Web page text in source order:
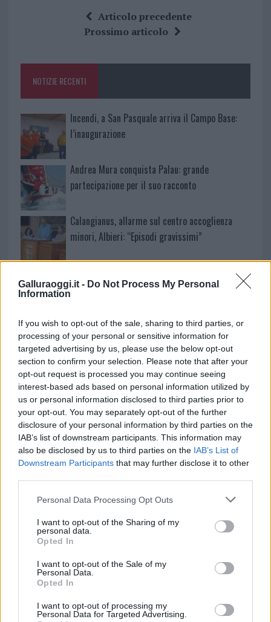
Galluraoggi.it - Do Not Process My Personal
Information
If you wish to opt-out of the sale, sharing to third parties, or
processing of your personal or sensitive information for
targeted advertising by us, please use the below opt-out
section to confirm your selection. Please note that after your
opt-out request is processed you may continue seeing
interest-based ads based on personal information utilized by
us or personal information disclosed to third parties prior to
your opt-out. You may separately opt-out of the further
disclosure of your personal information by third parties on the
IAB’s list of downstream participants. This information may
also be disclosed by us to third parties on the IAB’s List of
Downstream Participants that may further disclose it to other
Please note that this website/app uses one or more Google
not limited to your visit or usage behaviour. You may click to
grant or deny consent to Google and its third-party tags to
use your data for below specified purposes in below Google
consent section.
Personal Data Processing Opt Outs
I want to opt-out of the Sharing of my
personal data.
Opted In
I want to opt-out of the Sale of my
Personal Data.
Opted In
I want to opt-out of processing my
Personal Data for Targeted Advertising.
o
k
te
re
at
s
p
a
re
Articolo precedente
Prossimo articolo
NOTIZIE RECENTI
Incendi, a San Pasquale arriva il Campo Base:
l’inaugurazione
Andrea Mura conquista Palau: grande
partecipazione per il suo racconto
Calangianus, allarme sul centro accoglienza
minori, Albieri: “Episodi gravissimi”
Gallura, finti clienti svuotano le suite: furto da
50mila nel resort
Meteo Olbia 7 agosto, sole e caldo tornano
protagonisti
Test tunnel Olbia: rampe chiuse ancora fino a
fine agosto
Aggius conquista la classifica delle mete più
amate dell’estate 2026